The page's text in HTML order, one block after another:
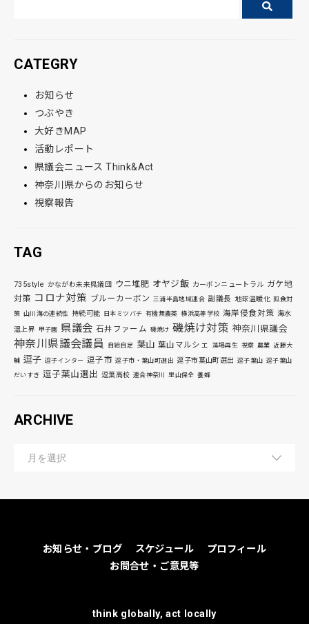
CATEGRY
お知らせ
つぶやき
大好きMAP
活動レポート
県議会ニュース Think&Act
神奈川県からのお知らせ
視察報告
TAG
735style かながわ未来県議団 ウニ堆肥 オヤジ飯 カーボンニュートラル ガケ地
対策 コロナ対策 ブルーカーボン 三浦半島地域連合 副議長 地球温暖化 孤食対
策 山川海の連続性 持続可能 日本ミツバチ 有機無農薬 横浜高等学校 海岸侵食対策 海水
温上昇 甲子園 県議会 石井ファーム 磯焼け 磯焼け対策 神奈川県議会
神奈川県議会議員 自給自足 葉山 葉山マルシェ 藻場再生 視察 農業 近藤大
輔 逗子 逗子インター 逗子市 逗子市・葉山町選出 逗子市葉山町選出 逗子葉山 逗子葉山
だいすき 逗子葉山選出 逗葉高校 連合神奈川 里山保全 養蜂
ARCHIVE
お知らせ・ブログ スケジュール
プロフィール
お問合せ・ご意見等
think globally, act locally